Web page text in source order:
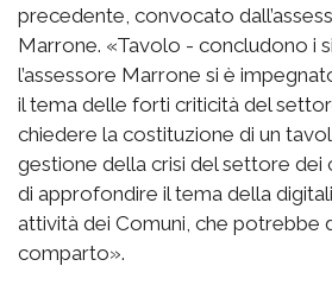
precedente, convocato
Marrone. «Tavolo - concludono i
l’assessore Marrone si è
il tema delle forti criticità del
chiedere la costituzione di un
gestione della crisi del settore dei
di approfondire il tema della
attività dei Comuni, che potrebbe
comparto».